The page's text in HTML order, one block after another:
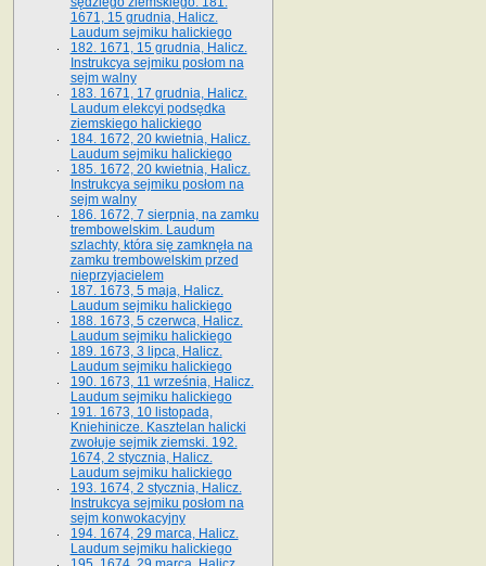
1671, 15 grudnia, Halicz.
Laudum sejmiku halickiego
182. 1671, 15 grudnia, Halicz.
Instrukcya sejmiku posłom na
sejm walny
183. 1671, 17 grudnia, Halicz.
Laudum elekcyi podsędka
ziemskiego halickiego
184. 1672, 20 kwietnia, Halicz.
Laudum sejmiku halickiego
185. 1672, 20 kwietnia, Halicz.
Instrukcya sejmiku posłom na
sejm walny
186. 1672, 7 sierpnia, na zamku
trembowelskim. Laudum
szlachty, która się zamknęła na
zamku trembowelskim przed
nieprzyjacielem
187. 1673, 5 maja, Halicz.
Laudum sejmiku halickiego
188. 1673, 5 czerwca, Halicz.
Laudum sejmiku halickiego
189. 1673, 3 lipca, Halicz.
Laudum sejmiku halickiego
190. 1673, 11 września, Halicz.
Laudum sejmiku halickiego
191. 1673, 10 listopada,
Kniehinicze. Kasztelan halicki
zwołuje sejmik ziemski. 192.
1674, 2 stycznia, Halicz.
Laudum sejmiku halickiego
193. 1674, 2 stycznia, Halicz.
Instrukcya sejmiku posłom na
sejm konwokacyjny
194. 1674, 29 marca, Halicz.
Laudum sejmiku halickiego